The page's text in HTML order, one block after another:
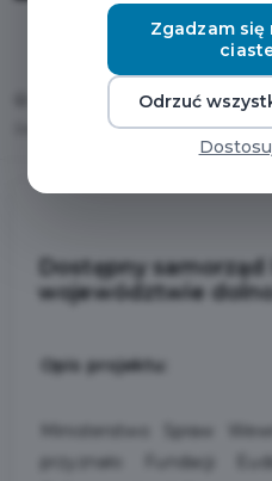
Fundusze zewnętrzne
Dostępny samorząd lokalny w
Dostępny
województwie
Opis projektu:
Ministerstwo Spraw
przyznało Fundacji
Zgadzam
Odrzuć